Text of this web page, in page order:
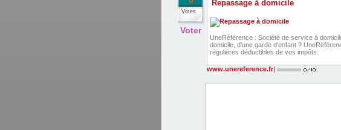
Votes
Voter
Repassage à domicile
UneRéférence : Société de service à
domicile, d'une garde d'enfant ?
régulières déductibles de vos impôts.
www.unereference.fr|